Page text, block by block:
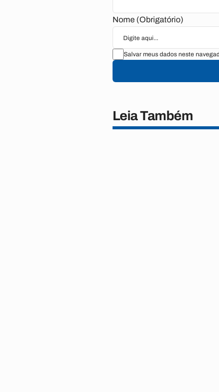
Nome (Obrigatório)
Salvar meus dados neste
Leia Também